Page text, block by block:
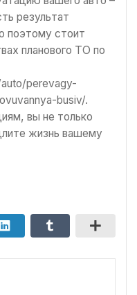
результат
поэтому стоит
планового ТО по
perevagy-
busiv/.
вы не только
жизнь вашему